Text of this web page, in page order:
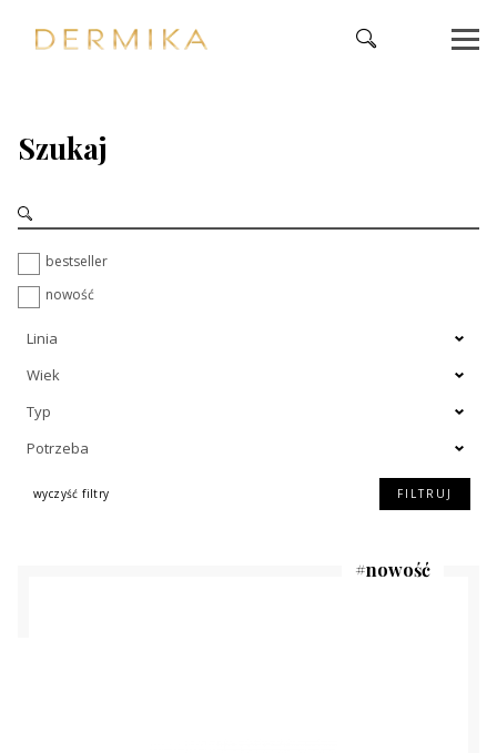
Szukaj
bestseller
nowość
Linia
Wiek
Typ
Potrzeba
FILTRUJ
wyczyść filtry
#nowość